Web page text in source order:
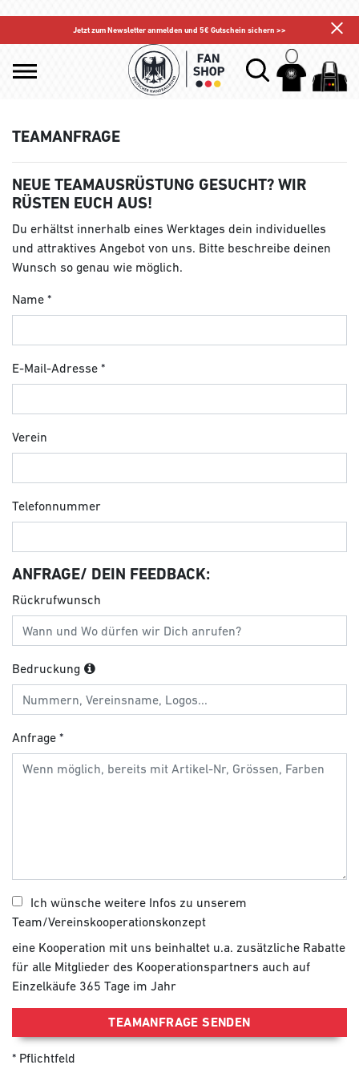
Jetzt zum Newsletter anmelden und 5€ Gutschein sichern >>
TEAMANFRAGE
NEUE TEAMAUSRÜSTUNG GESUCHT? WIR
RÜSTEN EUCH AUS!
Du erhältst innerhalb eines Werktages dein individuelles
und attraktives Angebot von uns. Bitte beschreibe deinen
Wunsch so genau wie möglich.
Name
E-Mail-Adresse
Verein
Telefonnummer
ANFRAGE/ DEIN FEEDBACK:
Rückrufwunsch
Bedruckung
Anfrage
Ich wünsche weitere Infos zu unserem
Team/Vereinskooperationskonzept
eine Kooperation mit uns beinhaltet u.a. zusätzliche Rabatte
für alle Mitglieder des Kooperationspartners auch auf
Einzelkäufe 365 Tage im Jahr
TEAMANFRAGE SENDEN
Pflichtfeld